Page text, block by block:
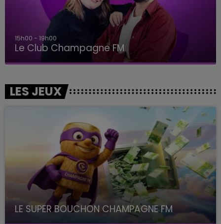
15h00 - 19h00
Le Club Champagne FM
LES JEUX
LE SUPER BOUCHON CHAMPAGNE FM
avec La Famille Champagne FM, à 8H10